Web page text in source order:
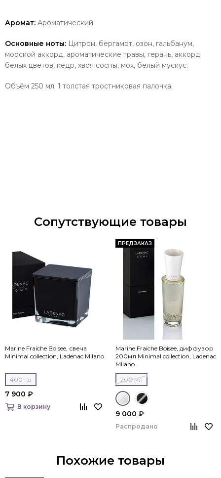
Аромат: Ароматический.
Основные ноты: Цитрон, бергамот, озон, гальбанум,
морской аккорд, ароматические травы, герань, аккорд
белых цветов, кедр, хвоя сосны, мох, белый мускус.
Объём 250 мл. 1 толстая тростниковая палочка.
Сопутствующие товары
Marine Fraiche Boisee, свеча
Minimal collection, Ladenac Milano
400 гр
7 900 ₽
В корзину
ПРЕДЗАКАЗ
Marine Fraiche Boisee, диффузор
200мл Minimal collection, Ladenac
Milano
200 мл
9 000 ₽
Распродано
Похожие товары